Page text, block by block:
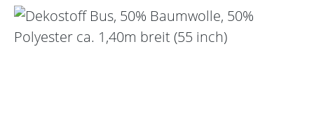
Bildergalerie überspringen